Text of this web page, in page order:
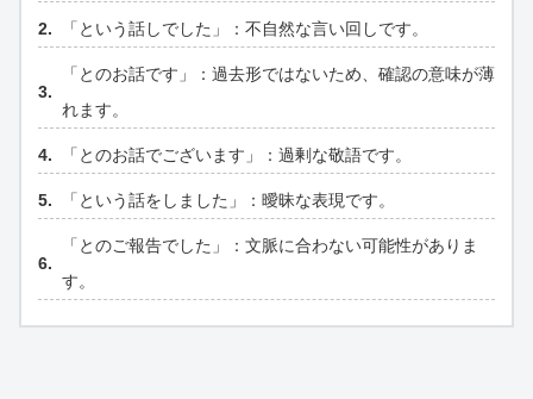
「という話しでした」：不自然な言い回しです。
「とのお話です」：過去形ではないため、確認の意味が薄
れます。
「とのお話でございます」：過剰な敬語です。
「という話をしました」：曖昧な表現です。
「とのご報告でした」：文脈に合わない可能性がありま
す。